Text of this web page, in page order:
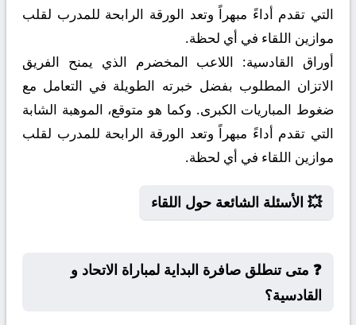
التي تقدم أداءً مبهراً وتعد الورقة الرابحة للمدرب لقلب
موازين اللقاء في أي لحظة.
أوراق القادسية: اللاعب المخضرم الذي يمنح الفريق
الاتزان المطلوب بفضل خبرته الطويلة في التعامل مع
ضغوط المباريات الكبرى. وكما هو متوقع، الموهبة الشابة
التي تقدم أداءً مبهراً وتعد الورقة الرابحة للمدرب لقلب
موازين اللقاء في أي لحظة.
💥 الأسئلة الشائعة حول اللقاء
❓ متى تنطلق صافرة البداية لمباراة الاتحاد و
القادسية؟